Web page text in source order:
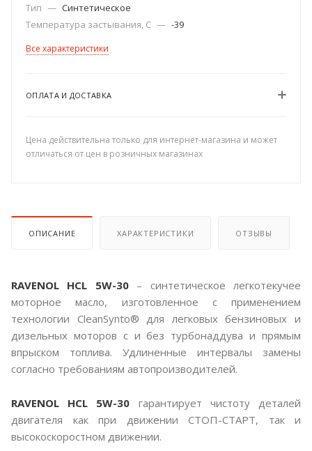
Тип — Синтетическое
Температура застывания, C — -39
Все характеристики
ОПЛАТА И ДОСТАВКА
Цена действительна только для интернет-магазина и может
отличаться от цен в розничных магазинах
ОПИСАНИЕ ХАРАКТЕРИСТИКИ ОТЗЫВЫ
RAVENOL HCL 5W-30– синтетическое легкотекучее
моторное масло, изготовленное с применением
технологии CleanSynto® для легковых бензиновых и
дизельных моторов с и без турбонаддува и прямым
впрыском топлива. Удлиненные интервалы замены
согласно требованиям автопроизводителей.
RAVENOL HCL 5W-30 гарантирует чистоту деталей
двигателя как при движении СТОП-СТАРТ, так и
высокоскоростном движении.